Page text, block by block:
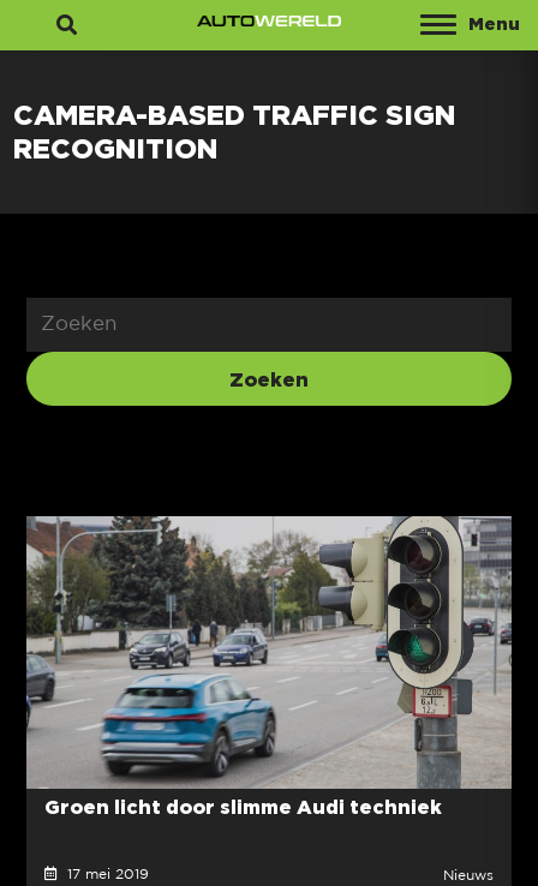
Menu
CAMERA-BASED TRAFFIC SIGN
RECOGNITION
Groen licht door slimme Audi techniek
17 mei 2019 Nieuws